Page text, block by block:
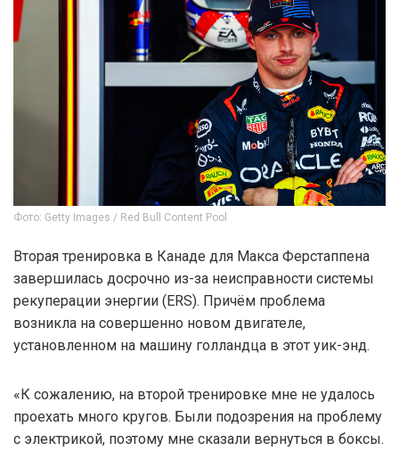
Фото: Getty Images / Red Bull Content Pool
Вторая тренировка в Канаде для Макса Ферстаппена
завершилась досрочно из-за неисправности системы
рекуперации энергии (ERS). Причём проблема
возникла на совершенно новом двигателе,
установленном на машину голландца в этот уик-энд.
«К сожалению, на второй тренировке мне не удалось
проехать много кругов. Были подозрения на проблему
с электрикой, поэтому мне сказали вернуться в боксы.